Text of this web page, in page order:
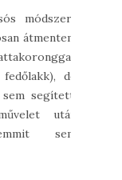
módszert
átmentem
de
segített.
után
sem